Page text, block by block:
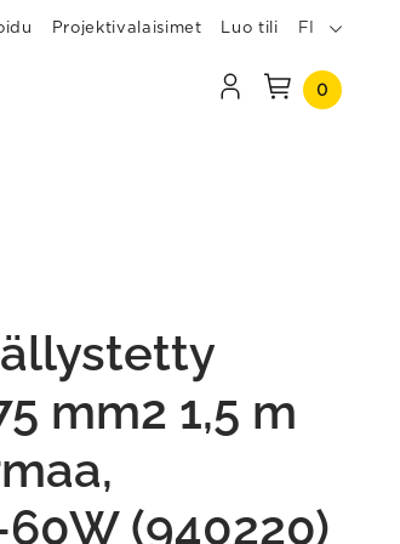
Projektivalaisimet Luo tili FI
0
mm2 1,5 m
(940220)